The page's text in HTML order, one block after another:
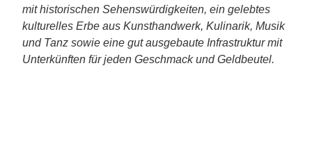
mit historischen Sehenswürdigkeiten, ein gelebtes
kulturelles Erbe aus Kunsthandwerk, Kulinarik, Musik
und Tanz sowie eine gut ausgebaute Infrastruktur mit
Unterkünften für jeden Geschmack und Geldbeutel.